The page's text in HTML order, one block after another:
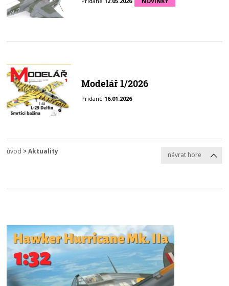
Modelář 1/2026
Pridané 16.01.2026
úvod >Aktuality návrat hore